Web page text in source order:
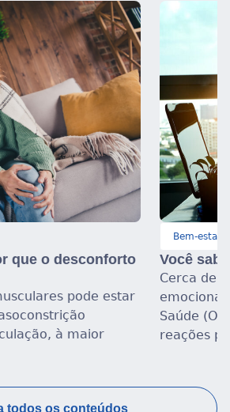
o estresse emocional?
sofre com o estresse
a Organização Mundial da
condição que se caracteriza por
[...]
todos os conteúdos